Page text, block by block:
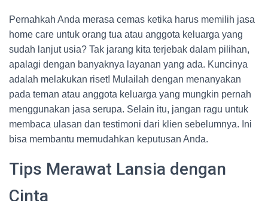
Pernahkah Anda merasa cemas ketika harus memilih jasa
home care untuk orang tua atau anggota keluarga yang
sudah lanjut usia? Tak jarang kita terjebak dalam pilihan,
apalagi dengan banyaknya layanan yang ada. Kuncinya
adalah melakukan riset! Mulailah dengan menanyakan
pada teman atau anggota keluarga yang mungkin pernah
menggunakan jasa serupa. Selain itu, jangan ragu untuk
membaca ulasan dan testimoni dari klien sebelumnya. Ini
bisa membantu memudahkan keputusan Anda.
Tips Merawat Lansia dengan
Cinta